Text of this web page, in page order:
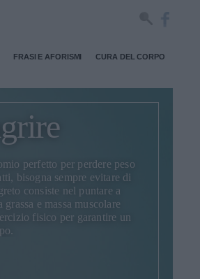
FRASI E AFORISMI CURA DEL CORPO
perfetto per perdere peso
bisogna sempre evitare di
consiste nel puntare a
e massa muscolare
fisico per garantire un